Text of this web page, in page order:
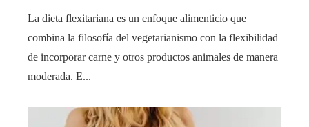
La dieta flexitariana es un enfoque alimenticio que
combina la filosofía del vegetarianismo con la flexibilidad
de incorporar carne y otros productos animales de manera
moderada. E...